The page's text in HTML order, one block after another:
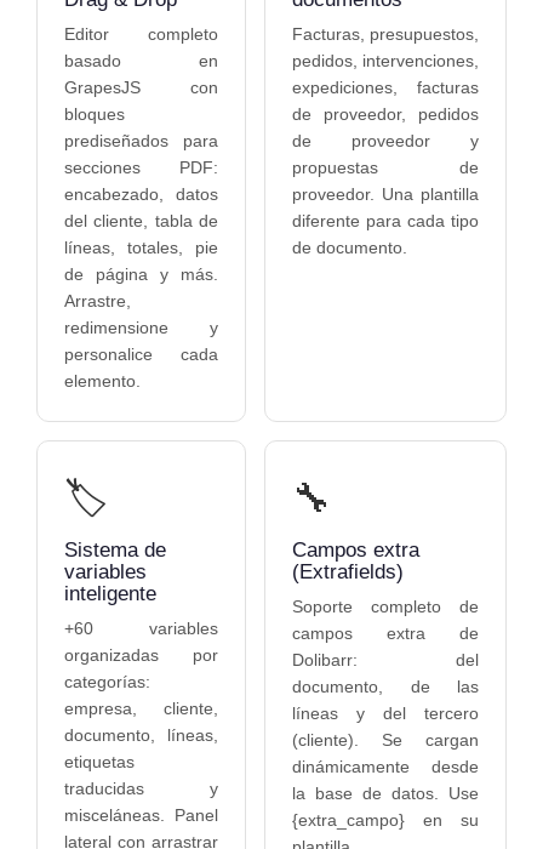
Editor completo
basado en
GrapesJS con
bloques
prediseñados para
secciones PDF:
encabezado, datos
del cliente, tabla de
líneas, totales, pie
de página y más.
Arrastre,
redimensione y
personalice cada
elemento.
Facturas, presupuestos,
pedidos, intervenciones,
expediciones, facturas
de proveedor, pedidos
de proveedor y
propuestas de
proveedor. Una plantilla
diferente para cada tipo
de documento.
🏷️
Sistema de
variables
inteligente
+60 variables
organizadas por
categorías:
empresa, cliente,
documento, líneas,
etiquetas
traducidas y
misceláneas. Panel
lateral con arrastrar
🔧
Campos extra
(Extrafields)
Soporte completo de
campos extra de
Dolibarr: del
documento, de las
líneas y del tercero
(cliente). Se cargan
dinámicamente desde
la base de datos. Use
{extra_campo} en su